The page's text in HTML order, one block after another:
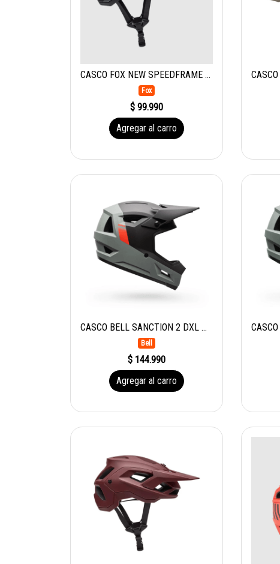
CASCO FOX NEW SPEEDFRAME CAMO
Fox
$ 99.990
Agregar al carro
CASCO BELL SANCTION 2 DXL MIPS RTB
Bell
$ 144.990
Agregar al carro